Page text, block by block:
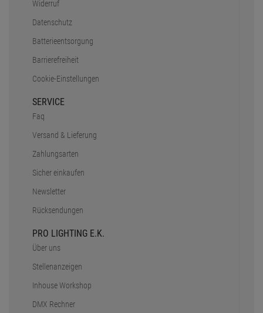
Widerruf
Datenschutz
Batterieentsorgung
Barrierefreiheit
Cookie-Einstellungen
SERVICE
Faq
Versand & Lieferung
Zahlungsarten
Sicher einkaufen
Newsletter
Rücksendungen
PRO LIGHTING E.K.
Über uns
Stellenanzeigen
Inhouse Workshop
DMX Rechner